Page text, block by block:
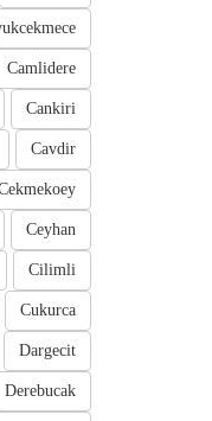
Camlidere
Cankiri
Cavdir
Ceyhan
Cilimli
Cukurca
Dargecit
Derebucak